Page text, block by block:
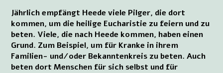
Jährlich empfängt Heede viele Pilger, die dort
kommen, um die heilige Eucharistie zu feiern und zu
beten. Viele, die nach Heede kommen, haben einen
Grund. Zum Beispiel, um für Kranke in ihrem
Familien- und/oder Bekanntenkreis zu beten. Auch
beten dort Menschen für sich selbst und für